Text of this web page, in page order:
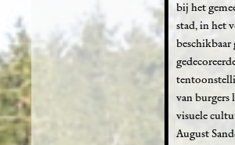
bij het
stad, in het
van burgers
visuele
August